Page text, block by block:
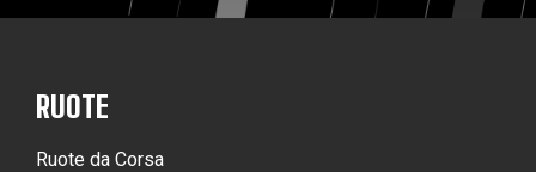
RUOTE
Ruote da Corsa